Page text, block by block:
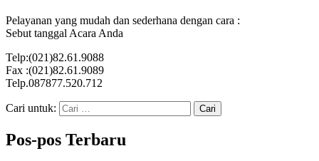
Pelayanan yang mudah dan sederhana dengan cara :
Sebut tanggal Acara Anda
Telp:(021)82.61.9088
Fax :(021)82.61.9089
Telp.087877.520.712
Cari untuk:
Pos-pos Terbaru